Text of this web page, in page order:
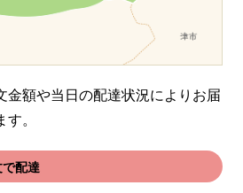
額や当日の配達状況により お届
。
配達